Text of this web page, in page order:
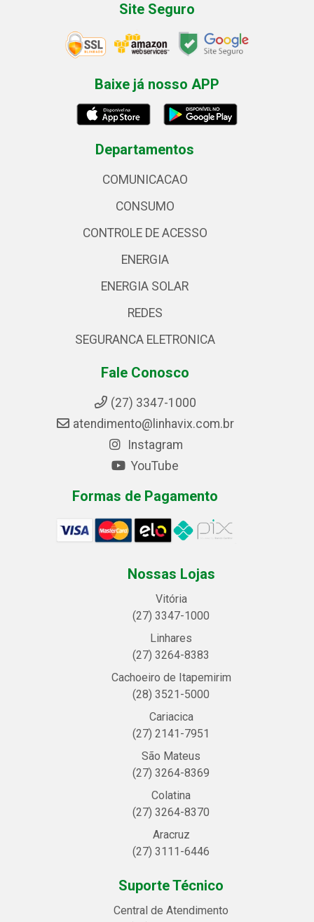
Site Seguro
Baixe já nosso APP
Departamentos
COMUNICACAO
CONSUMO
CONTROLE DE ACESSO
ENERGIA
ENERGIA SOLAR
REDES
SEGURANCA ELETRONICA
Fale Conosco
(27) 3347-1000
atendimento@linhavix.com.br
Instagram
YouTube
Formas de Pagamento
Nossas Lojas
Vitória
(27) 3347-1000
Linhares
(27) 3264-8383
Cachoeiro de Itapemirim
(28) 3521-5000
Cariacica
(27) 2141-7951
São Mateus
(27) 3264-8369
Colatina
(27) 3264-8370
Aracruz
(27) 3111-6446
Suporte Técnico
Central de Atendimento